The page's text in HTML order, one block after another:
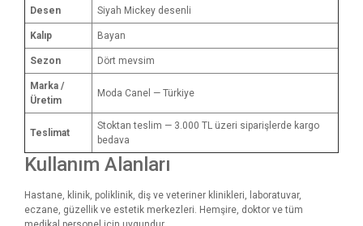
Desen Siyah Mickey desenli
Kalıp Bayan
Sezon Dört mevsim
Marka /
Üretim
Moda Canel — Türkiye
Teslimat
Stoktan teslim — 3.000 TL üzeri siparişlerde kargo
bedava
Kullanım Alanları
Hastane, klinik, poliklinik, diş ve veteriner klinikleri, laboratuvar,
eczane, güzellik ve estetik merkezleri. Hemşire, doktor ve tüm